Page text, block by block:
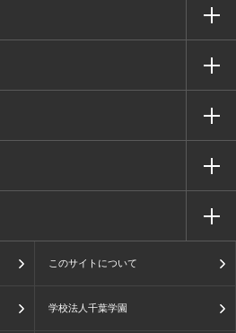
このサイトについて
学校法人千葉学園